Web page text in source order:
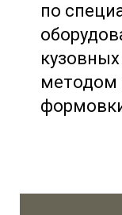
по
методом